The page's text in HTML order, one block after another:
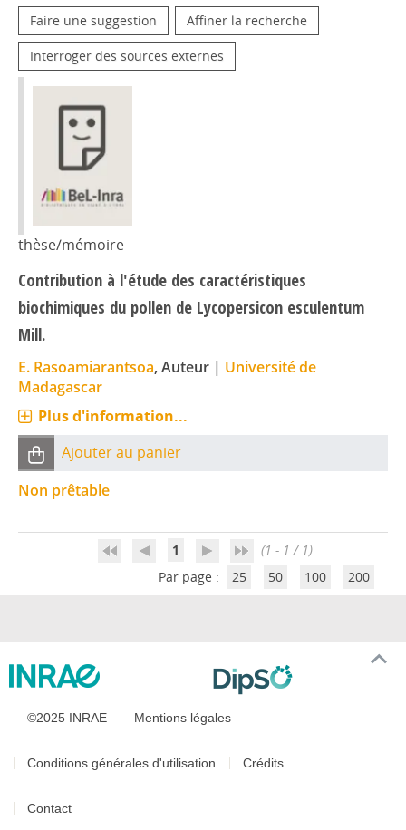
Faire une suggestion Affiner la recherche
Interroger des sources externes
thèse/mémoire
Contribution à l'étude des caractéristiques
biochimiques du pollen de Lycopersicon esculentum
Mill.
E. Rasoamiarantsoa, Auteur | Université de
Madagascar
Plus d'information...
Ajouter au panier
Non prêtable
1
(1 - 1 / 1)
Par page :
25 50 100 200
©2025 INRAE Mentions légales
Conditions générales d'utilisation Crédits
Contact